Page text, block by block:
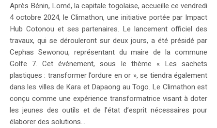
Après Bénin, Lomé, la capitale togolaise, accueille ce vendredi
4 octobre 2024, le Climathon, une initiative portée par Impact
Hub Cotonou et ses partenaires. Le lancement officiel des
travaux, qui se dérouleront sur deux jours, a été présidé par
Cephas Sewonou, représentant du maire de la commune
Golfe 7. Cet événement, sous le thème « Les sachets
plastiques : transformer l’ordure en or », se tiendra également
dans les villes de Kara et Dapaong au Togo. Le Climathon est
conçu comme une expérience transformatrice visant à doter
les jeunes des outils et de l’état d’esprit nécessaires pour
élaborer des solutions...